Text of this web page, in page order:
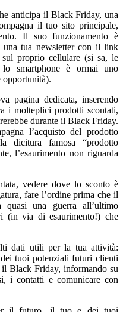
anticipa il Black Friday, una
il tuo sito principale,
Il suo funzionamento è
una tua newsletter con il link
proprio cellulare (si sa, le
smartphone è ormai uno
opportunità).
pagina dedicata, inserendo
i molteplici prodotti scontati,
durante il Black Friday.
l’acquisto del prodotto
dicitura famosa “prodotto
l’esaurimento non riguarda
vedere dove lo sconto è
fare l’ordine prima che il
quasi una guerra all’ultimo
(in via di esaurimento!) che
dati utili per la tua attività:
tuoi potenziali futuri clienti
Black Friday, informando su
i contatti e comunicare con